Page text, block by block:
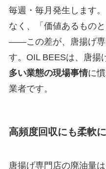
毎週・毎月発生します
なく、「価値あるもの
——この差が、唐揚げ専
す。OIL BEESは、唐揚
多い業態の現場事情に
業者です。
高頻度回収にも柔軟
唐揚げ専門店の廃油量